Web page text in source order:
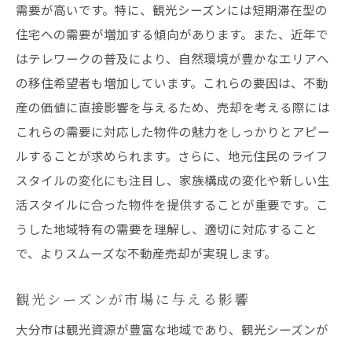
見学者を引きつけるプレゼンテーション
地元メディアとの連携方法
口コミを活かした売却促進
観光地としての大分市の魅力が不動産市場に与
える影響
観光客増加が不動産需要に与える効果
地方創生と不動産市場の関係
観光資源を活用した売却戦略
観光地のブランド力を活かす方法
インフラ整備が進む大分市での不動産売却戦略
需要が高いです。特に、観光シーズンには短期滞在型の
住宅への需要が増加する傾向があります。また、近年で
はテレワークの普及により、自然環境が豊かなエリアへ
の移住希望者も増加しています。これらの要因は、不動
産の価値に直接影響を与えるため、売却を考える際には
これらの需要に対応した物件の魅力をしっかりとアピー
ルすることが求められます。さらに、地元住民のライフ
スタイルの変化にも注目し、家族構成の変化や新しい生
活スタイルに合った物件を提供することが重要です。こ
うした地域特有の需要を理解し、適切に対応すること
で、よりスムーズな不動産売却が実現します。
観光シーズンが市場に与える影響
大分市は観光資源が豊富な地域であり、観光シーズンが